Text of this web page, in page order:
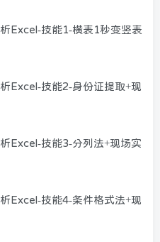
Excel-技能1-横表1秒变竖表
Excel-技能2-身份证提取+现
Excel-技能3-分列法+现场实
Excel-技能4-条件格式法+现